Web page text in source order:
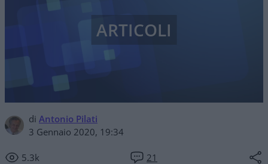
di Antonio Pilati
3 Gennaio 2020, 19:34
5.3k 21
ARTICOLI